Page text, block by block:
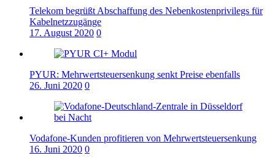
Telekom begrüßt Abschaffung des Nebenkostenprivilegs für
Kabelnetzzugänge
17. August 2020 0
PYUR: Mehrwertsteuersenkung senkt Preise ebenfalls
26. Juni 2020 0
Vodafone-Kunden profitieren von Mehrwertsteuersenkung
16. Juni 2020 0